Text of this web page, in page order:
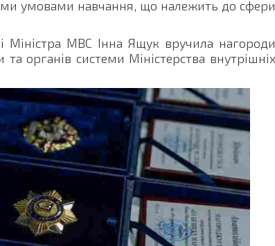
умовами навчання, що належить до сфери
Міністра МВС Інна Ящук вручила нагороди
органів системи Міністерства внутрішніх